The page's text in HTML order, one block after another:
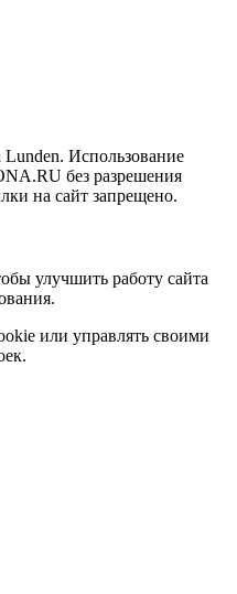
Использование
без разрешения
на сайт запрещено.
улучшить работу сайта
или управлять своими